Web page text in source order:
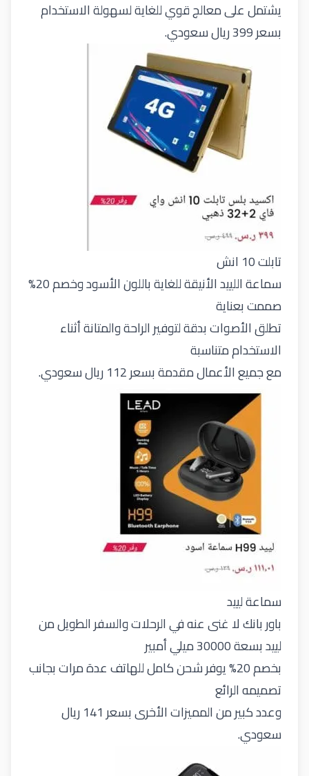
يشتمل على معالج قوي للغاية لسهولة الاستخدام
بسعر 399 ريال سعودي.
تابلت 10 انش
سماعة اللييد الأنيقة للغاية باللون الأسود وخصم 20%
صممت بعناية
تطلق الأصوات بدقة لتوفير الراحة والمتانة أثناء
الاستخدام متناسبة
مع جميع الأعمال مقدمة بسعر 112 ريال سعودي.
سماعة لييد
باور بانك لا غنى عنه في الرحلات والسفر الطويل من
لييد بسعة 30000 ميلي أمبير
بخصم 20% يوفر شحن كامل للهاتف عدة مرات بجانب
تصميمه الرائع
وعدد كبير من المميزات الأخرى بسعر 141 ريال
سعودي.